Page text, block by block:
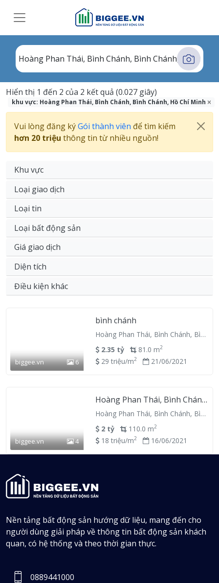
Hiển thị 1 đến 2 của 2 kết quả (0.027 giây)
khu vực: Hoàng Phan Thái, Bình Chánh, Bình Chánh, Hồ Chí Minh
Vui lòng đăng kýGói thành viên để tìm kiếm
hơn 20 triệu thông tin từ nhiều nguồn!
Khu vực
Loại giao dịch
Loại tin
Loại bất động sản
Giá giao dịch
Diện tích
Điều kiện khác
biggee.vn 6
bình chánh
Hoàng Phan Thái, Bình Chánh, Bình
Chánh, Hồ Chí Minh
2.35 tỷ 81.0 m2
29 triệu/m2 21/06/2021
biggee.vn 4
Hoàng Phan Thái, Bình Chánh,
TP. Hồ Chí Minh
Hoàng Phan Thái, Bình Chánh, Bình
Chánh, Hồ Chí Minh
2 tỷ 110.0 m2
18 triệu/m2 16/06/2021
Nền tảng bất động sản hướng dữ liệu, mang đến cho
người dùng giải pháp về thông tin bất động sản khách
quan, có hệ thống và theo thời gian thực.
0889441000